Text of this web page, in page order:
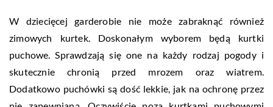
W dziecięcej garderobie nie może zabraknąć również
zimowych kurtek. Doskonałym wyborem będą kurtki
puchowe. Sprawdzają się one na każdy rodzaj pogody i
skutecznie chronią przed mrozem oraz wiatrem.
Dodatkowo puchówki są dość lekkie, jak na ochronę przez